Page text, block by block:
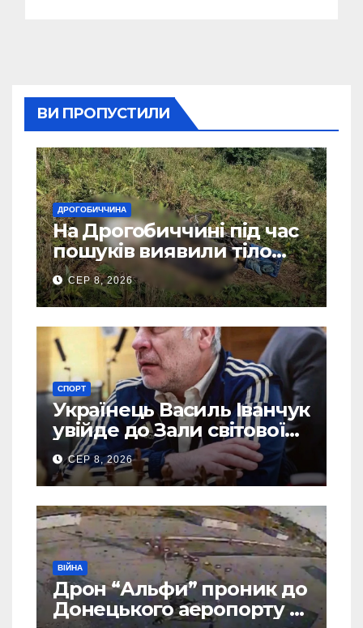
ВИ ПРОПУСТИЛИ
ДРОГОБИЧЧИНА
На Дрогобиччині під час
пошуків виявили тіло
зниклого чоловіка
СЕР 8, 2026
СПОРТ
Українець Василь Іванчук
увійде до Зали світової
шахової слави
СЕР 8, 2026
ВІЙНА
Дрон “Альфи” проник до
Донецького аеропорту та